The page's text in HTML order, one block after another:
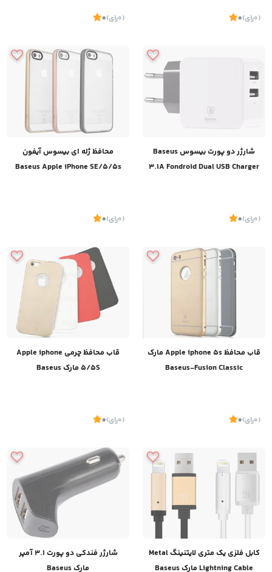
(0 رای)
0
(0 رای)
0
شارژر دو پورت بیسوس Baseus
3.1A Fondroid Dual USB Charger
(0 رای)
0
محافظ ژله ای بیسوس آیفون
Baseus Apple iPhone SE/5/5s
(0 رای)
0
قاب محافظ Apple iphone 5s مارک
Baseus-Fusion Classic
(0 رای)
0
قاب محافظ چرمی Apple iphone
5/5S مارک Baseus
(0 رای)
0
کابل فلزی یک متری لایتنینگ Metal
Lightning Cable مارک Baseus
شارژر فندکی دو پورت 3.1 آمپر
مارک Baseus